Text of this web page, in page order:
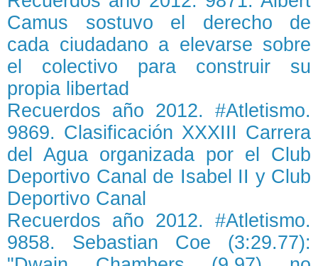
Camus sostuvo el derecho de
cada ciudadano a elevarse sobre
el colectivo para construir su
propia libertad
Recuerdos año 2012. #Atletismo.
9869. Clasificación XXXIII Carrera
del Agua organizada por el Club
Deportivo Canal de Isabel II y Club
Deportivo Canal
Recuerdos año 2012. #Atletismo.
9858. Sebastian Coe (3:29.77):